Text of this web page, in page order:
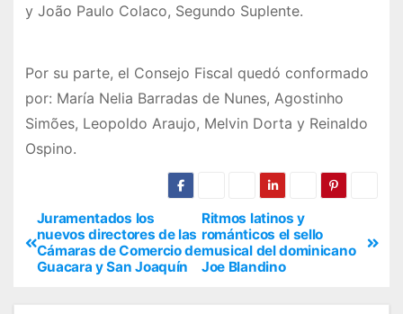
y João Paulo Colaco, Segundo Suplente.
Por su parte, el Consejo Fiscal quedó conformado
por: María Nelia Barradas de Nunes, Agostinho
Simões, Leopoldo Araujo, Melvin Dorta y Reinaldo
Ospino.
Ritmos latinos y
románticos el sello
musical del dominicano
Joe Blandino
Juramentados los
nuevos directores de las
Cámaras de Comercio de
Guacara y San Joaquín